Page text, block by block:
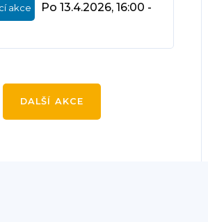
akce
Po 13.4.2026, 16:00 -
DALŠÍ AKCE